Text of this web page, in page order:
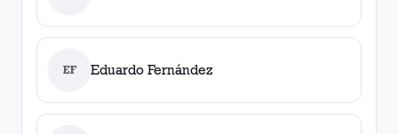
EF Eduardo Fernández